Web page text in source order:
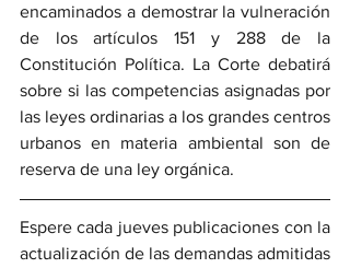
encaminados a demostrar la vulneración
de los artículos 151 y 288 de la
Constitución Política. La Corte debatirá
sobre si las competencias asignadas por
las leyes ordinarias a los grandes centros
urbanos en materia ambiental son de
reserva de una ley orgánica.
Espere cada jueves publicaciones con la
actualización de las demandas admitidas